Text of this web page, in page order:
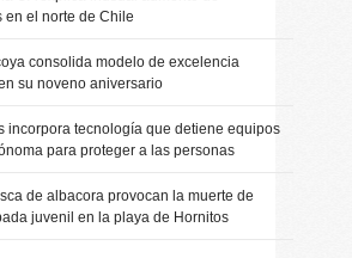
en el norte de Chile
consolida modelo de excelencia
su noveno aniversario
incorpora tecnología que detiene equipos
para proteger a las personas
de albacora provocan la muerte de
juvenil en la playa de Hornitos